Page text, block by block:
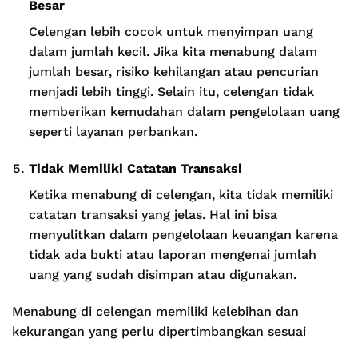
Besar
Celengan lebih cocok untuk menyimpan uang
dalam jumlah kecil. Jika kita menabung dalam
jumlah besar, risiko kehilangan atau pencurian
menjadi lebih tinggi. Selain itu, celengan tidak
memberikan kemudahan dalam pengelolaan uang
seperti layanan perbankan.
Tidak Memiliki Catatan Transaksi
Ketika menabung di celengan, kita tidak memiliki
catatan transaksi yang jelas. Hal ini bisa
menyulitkan dalam pengelolaan keuangan karena
tidak ada bukti atau laporan mengenai jumlah
uang yang sudah disimpan atau digunakan.
Menabung di celengan memiliki kelebihan dan
kekurangan yang perlu dipertimbangkan sesuai